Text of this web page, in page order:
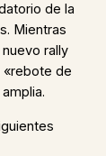
de la
Mientras
rally
«rebote de